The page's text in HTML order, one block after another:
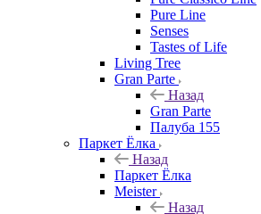
Pure Line
Senses
Tastes of Life
Living Tree
Gran Parte
Назад
Gran Parte
Палуба 155
Паркет Ёлка
Назад
Паркет Ёлка
Meister
Назад